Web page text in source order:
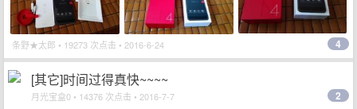
条野★太郎 • 19273 次点击 • 2016-6-24 4
[其它]时间过得真快~~~~
月光宝盒0 • 14376 次点击 • 2016-7-7 2